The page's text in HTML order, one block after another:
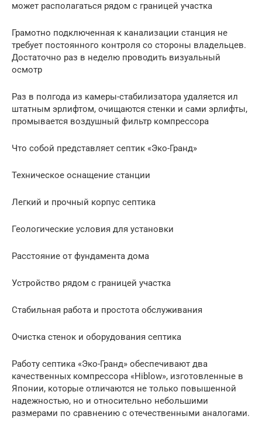
может располагаться рядом с границей участка
Грамотно подключенная к канализации станция не
требует постоянного контроля со стороны владельцев.
Достаточно раз в неделю проводить визуальный
осмотр
Раз в полгода из камеры-стабилизатора удаляется ил
штатным эрлифтом, очищаются стенки и сами эрлифты,
промывается воздушный фильтр компрессора
Что собой представляет септик «Эко-Гранд»
Техническое оснащение станции
Легкий и прочный корпус септика
Геологические условия для установки
Расстояние от фундамента дома
Устройство рядом с границей участка
Стабильная работа и простота обслуживания
Очистка стенок и оборудования септика
Работу септика «Эко-Гранд» обеспечивают два
качественных компрессора «Hiblow», изготовленные в
Японии, которые отличаются не только повышенной
надежностью, но и относительно небольшими
размерами по сравнению с отечественными аналогами.